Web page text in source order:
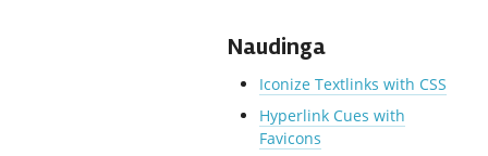
Naudinga
Iconize Textlinks with CSS
Hyperlink Cues with
Favicons